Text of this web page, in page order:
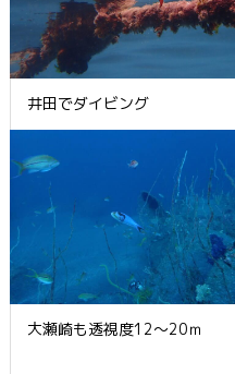
井田でダイビング
大瀬崎も透視度12～20ｍ